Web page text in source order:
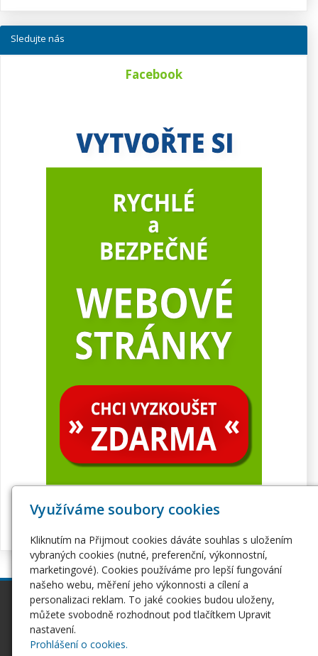
Sledujte nás
Facebook
inPage
Webové stránky
Pro začátečníky
Seznámení s inPage
Webhosting
Hosting
Využíváme soubory cookies
Kliknutím na Přijmout cookies dáváte souhlas s uložením
vybraných cookies (nutné, preferenční, výkonnostní,
marketingové). Cookies používáme pro lepší fungování
našeho webu, měření jeho výkonnosti a cílení a
personalizaci reklam. To jaké cookies budou uloženy,
můžete svobodně rozhodnout pod tlačítkem Upravit
nastavení.
Prohlášení o cookies.